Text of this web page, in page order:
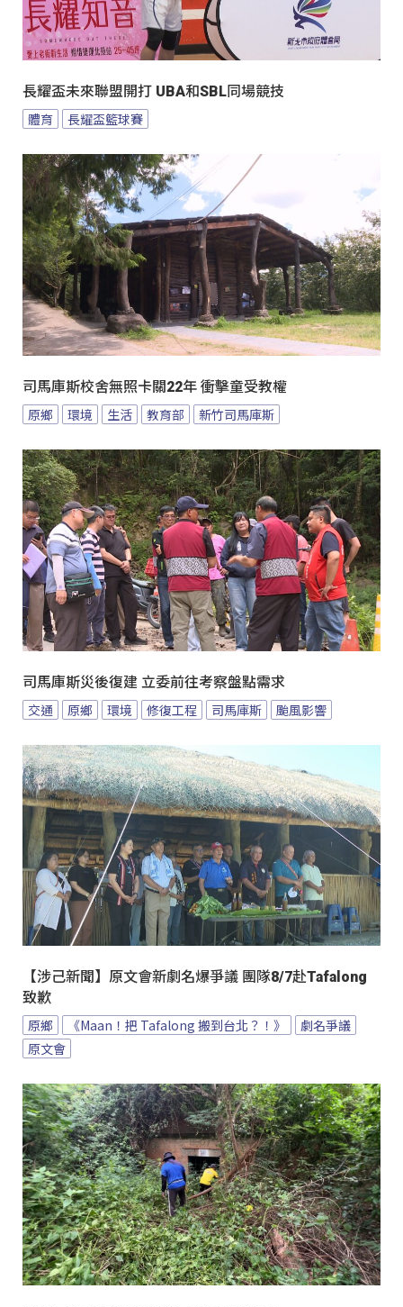
長耀盃未來聯盟開打 UBA和SBL同場競技
體育 長耀盃籃球賽
司馬庫斯校舍無照卡關22年 衝擊童受教權
原鄉 環境 生活 教育部 新竹司馬庫斯
司馬庫斯災後復建 立委前往考察盤點需求
交通 原鄉 環境 修復工程 司馬庫斯 颱風影響
【涉己新聞】原文會新劇名爆爭議 團隊8/7赴Tafalong
致歉
原鄉 《Maan！把 Tafalong 搬到台北？！》
劇名爭議
原文會